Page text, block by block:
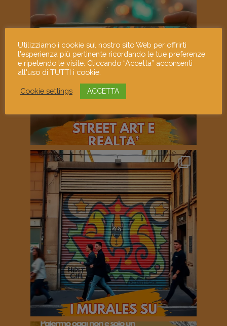
Utilizziamo i cookie sul nostro sito Web per offrirti
l'esperienza più pertinente ricordando le tue preferenze
e ripetendo le visite. Cliccando “Accetta” acconsenti
all'uso di TUTTI i cookie.
Cookie settings ACCETTA